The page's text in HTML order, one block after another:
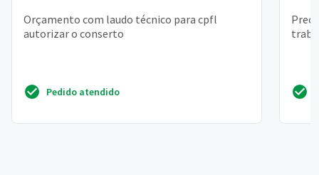
Orçamento com laudo técnico para cpfl
autorizar o conserto
Pedido atendido